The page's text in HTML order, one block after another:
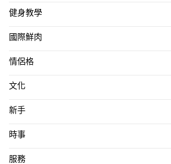
健身教學
國際鮮肉
情侶格
文化
新手
時事
服務